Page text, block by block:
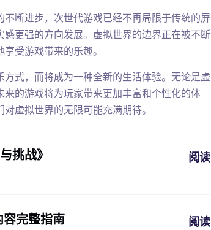
断进步，次世代游戏已经不再局限于传统的屏
更强的方向发展。虚拟世界的边界正在被不断
受游戏带来的乐趣。
式，而将成为一种全新的生活体验。无论是虚
的游戏将为玩家带来更加丰富和个性化的体
虚拟世界的无限可能充满期待。
挑战》 阅读
完整指南 阅读